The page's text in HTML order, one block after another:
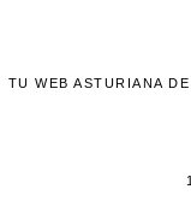
TU WEB ASTURIANA